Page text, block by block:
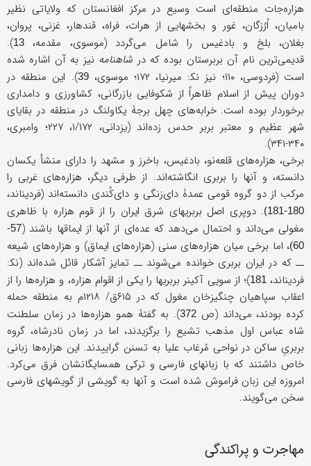
هزاره‌جات منطقه‌ای است وسیع در مرکز افغانستان که ولایاتی نظیر
بامیان، اُرُزگان، غور و بخشهایی از هرات، فراه، قندهار، غزنی، پروان،
بغلان، بلخ و بادغیس را شامل می‌گردد (موسوی، مقدمه،
13
).
قدیمی‌ترین نام آن بربرستان بوده که در شاهنامه نیز به آن اشاره شده
است (فردوسی، ۱۱۰؛ نیز نک‍: میرنیا، ۱۷۲؛ موسوی،
39). این منطقه در
دوران پیش از اسلام ظاهراً از شکوفایی بازرگانی، کشاورزی و دامداری
برخوردار بوده است. خرابه‌های چهل برجۀ یکاولنگ در منطقه در بقایای
شهر عظیم و معتبر بربر حدس زده‌اند (یزدانی، ۱/۱۷۲، ۲۲۷؛ وامبری،
۳۴۰-۳۴۱).
برخی، هزاره‌های قلعه‌نو، بادغیس، باخرز و مشهد را دارای منشأ یکسان
دانسته، و آنها را بربری انگاشته‌اند. از طرفی دیگر، هزاره‌های غربی را
مرکب از دو گروه قومی عمدۀ دای‌زنگی و دای‌کُندی دانسته‌اند (فردیناند،
180-181)
. دوپری اصل بربریهای شرق ایران را از قوم هزاره با ظاهری
مغولی می‌داند و احتمال می‌دهد که عده‌ای از آنها از ایماقها باشند (
57-
60) ، اما برخی میان هزاره‌های سنی (هزاره‌های ایماق) و هزاره‌های شیعه
ــ که در ایران بربری خوانده می‌شوند ــ تمایز آشکار قائل شده‌اند (نک‍‍:
فردیناند،181)؛ از سویی آکینر بربریها را یکی از اقوام هزاره، و هزاره‌ها را از
اعقاب سپاهیان چنگیزخان مغول که در ۶۱۵ق/ ۱۲۱۸م به منطقه حمله
کرده بودند، می‌داند (ص 372). به گفتۀ همو هزاره‌ها در زمان سلطنت
شاه عباس اول مذهب تشیع را برگزیدند، اما در زمان نادرشاه، گروه
بربریِ ساکن در نواحی مُرغاب علیا به تسنن گراییدند. این هزاره‌ها زبانی
خاص داشتند که با زبانهای فارسی و ترکی همسایگانشان فرق می‌کرد.
امروزه این زبان فراموش شده است و آنها به گویشی از گویشهای فارسی
سخن می‌گویند.
مهاجرت و پراکندگی